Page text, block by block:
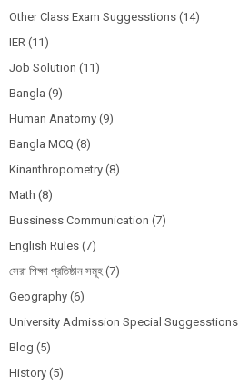
Other Class Exam Suggesstions (14)
IER (11)
Job Solution (11)
Bangla (9)
Human Anatomy (9)
Bangla MCQ (8)
Kinanthropometry (8)
Math (8)
Bussiness Communication (7)
English Rules (7)
সেরা শিক্ষা প্রতিষ্ঠান সমূহ (7)
Geography (6)
University Admission Special Suggesstions
Blog (5)
History (5)